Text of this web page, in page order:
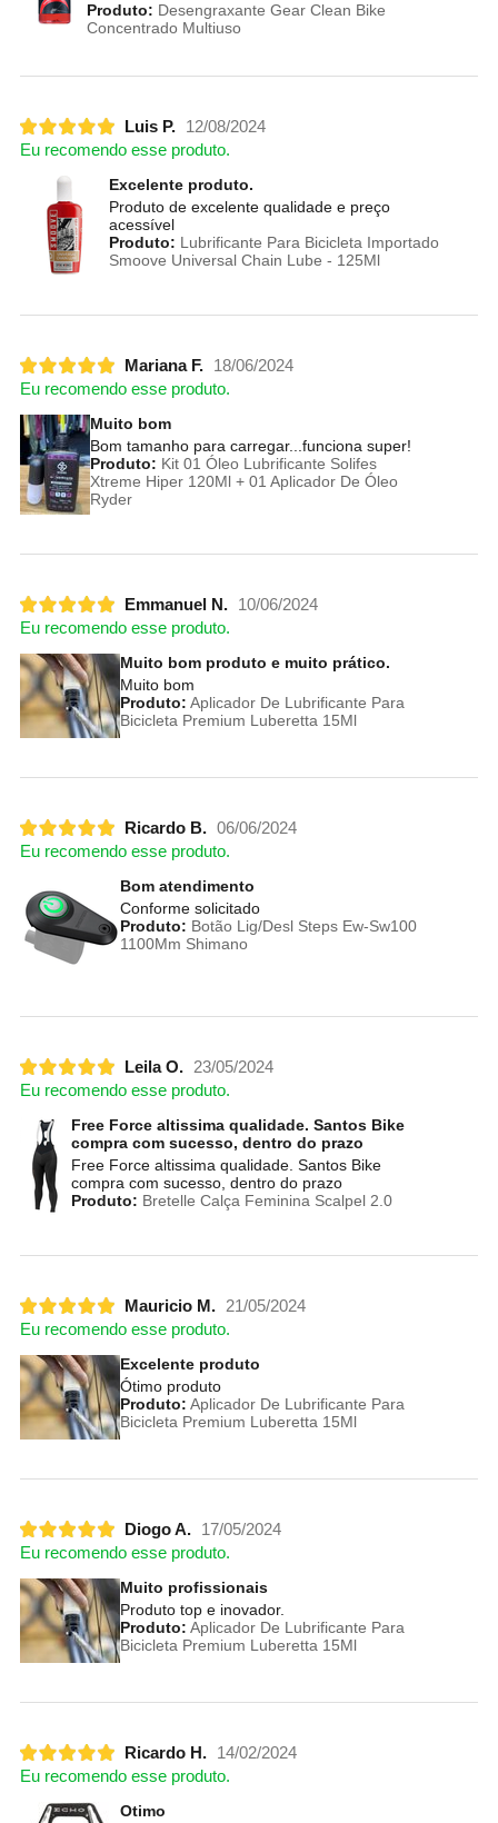
Produto: Desengraxante Gear Clean Bike
Concentrado Multiuso
Luis P.
12/08/2024
Eu recomendo esse produto.
Excelente produto.
Produto de excelente qualidade e preço
acessível
Produto: Lubrificante Para Bicicleta Importado
Smoove Universal Chain Lube - 125Ml
Mariana F.
18/06/2024
Eu recomendo esse produto.
Muito bom
Bom tamanho para carregar...funciona super!
Produto: Kit 01 Óleo Lubrificante Solifes
Xtreme Hiper 120Ml + 01 Aplicador De Óleo
Ryder
Emmanuel N.
10/06/2024
Eu recomendo esse produto.
Muito bom produto e muito prático.
Muito bom
Produto: Aplicador De Lubrificante Para
Bicicleta Premium Luberetta 15Ml
Ricardo B. 06/06/2024
Eu recomendo esse produto.
Bom atendimento
Conforme solicitado
Produto: Botão Lig/Desl Steps Ew-Sw100
1100Mm Shimano
Leila O.
23/05/2024
Eu recomendo esse produto.
Free Force altissima qualidade. Santos Bike
compra com sucesso, dentro do prazo
Free Force altissima qualidade. Santos Bike
compra com sucesso, dentro do prazo
Produto: Bretelle Calça Feminina Scalpel 2.0
Mauricio M.
21/05/2024
Eu recomendo esse produto.
Excelente produto
Ótimo produto
Produto: Aplicador De Lubrificante Para
Bicicleta Premium Luberetta 15Ml
Diogo A.
17/05/2024
Eu recomendo esse produto.
Muito profissionais
Produto top e inovador.
Produto: Aplicador De Lubrificante Para
Bicicleta Premium Luberetta 15Ml
Ricardo H.
14/02/2024
Eu recomendo esse produto.
Otimo